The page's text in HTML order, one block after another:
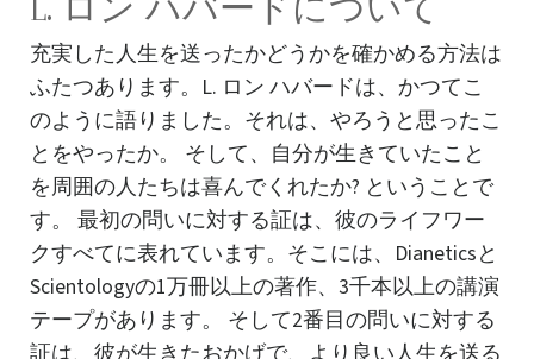
L. ロン ハバードについて
充実した人生を送ったかどうかを確かめる方法は
ふたつあります。L. ロン ハバードは、かつてこ
のように語りました。それは、やろうと思ったこ
とをやったか。 そして、自分が生きていたこと
を周囲の人たちは喜んでくれたか? ということで
す。 最初の問いに対する証は、彼のライフワー
クすべてに表れています。そこには、Dianeticsと
Scientologyの1万冊以上の著作、3千本以上の講演
テープがあります。 そして2番目の問いに対する